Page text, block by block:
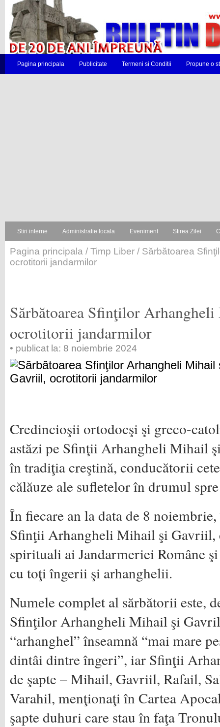
Pagina principala Publicitate Termeni si Conditii Propune o
Stiri interne Administratie locala Eveniment Stirea Zilei
Pagina principala / Timp Liber / Sărbătoarea
ocrotitorii jandarmilor
Sărbătoarea Sfinţilor
ocrotitorii jandarmilor
• publicat la: 8 noiembrie 2024
Credincioşii ortodocşi şi greco-
astăzi pe Sfinţii Arhangheli Mihail
în tradiţia creştină, conducătorii
călăuze ale sufletelor în drumul
În fiecare an la data de 8
Sfinţii Arhangheli Mihail şi Gavriil,
spirituali ai Jandarmeriei Române
cu toţi îngerii şi arhanghelii.
Numele complet al sărbătorii este,
Sfinţilor Arhangheli Mihail şi
“arhanghel” înseamnă “mai mare
dintâi dintre îngeri”, iar Sfinţii
de şapte – Mihail, Gavriil, Rafail,
Varahil, menţionaţi în Cartea
şapte duhuri care stau în faţa